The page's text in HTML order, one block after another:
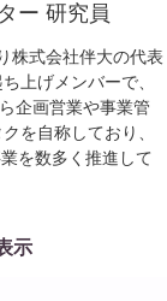
ー 研究員
株式会社伴大の代表
上げメンバーで、
企画営業や事業管
を自称しており、
を数多く推進して
示